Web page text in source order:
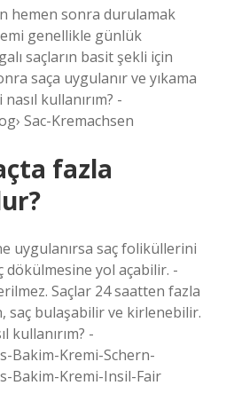
hemen sonra durulamak
genellikle günlük
saçların basit şekli için
saça uygulanır ve yıkama
kullanırım? -
Sac-Kremachsen
fazla
uygulanırsa saç foliküllerini
dökülmesine yol açabilir. -
Saçlar 24 saatten fazla
saç bulaşabilir ve kirlenebilir.
kullanırım? -
Bakim-Kremi-Schern-
Bakim-Kremi-Insil-Fair